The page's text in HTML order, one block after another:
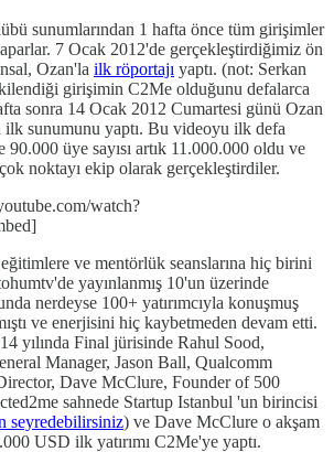
sunumlarından 1 hafta önce tüm girişimler
7 Ocak 2012'de gerçekleştirdiğimiz ön
Ozan'la ilk röportajı yaptı. (not: Serkan
girişimin C2Me olduğunu defalarca
sonra 14 Ocak 2012 Cumartesi günü Ozan
ilk sunumunu yaptı. Bu videoyu ilk defa
90.000 üye sayısı artık 11.000.000 oldu ve
noktayı ekip olarak gerçekleştirdiler.
watch?
ve mentörlük seanslarına hiç birini
yayınlanmış 10'un üzerinde
nerdeyse 100+ yatırımcıyla konuşmuş
ve enerjisini hiç kaybetmeden devam etti.
yılında Final jürisinde Rahul Sood,
Manager, Jason Ball, Qualcomm
Dave McClure, Founder of 500
sahnede Startup Istanbul 'un birincisi
seyredebilirsiniz) ve Dave McClure o akşam
USD ilk yatırımı C2Me'ye yaptı.